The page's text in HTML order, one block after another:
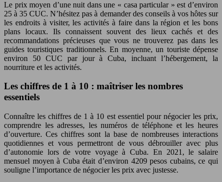
Le prix moyen d’une nuit dans une « casa particular » est d’environ
25 à 35 CUC. N’hésitez pas à demander des conseils à vos hôtes sur
les endroits à visiter, les activités à faire dans la région et les bons
plans locaux. Ils connaissent souvent des lieux cachés et des
recommandations précieuses que vous ne trouverez pas dans les
guides touristiques traditionnels. En moyenne, un touriste dépense
environ 50 CUC par jour à Cuba, incluant l’hébergement, la
nourriture et les activités.
Les chiffres de 1 à 10 : maîtriser les nombres
essentiels
Connaître les chiffres de 1 à 10 est essentiel pour négocier les prix,
comprendre les adresses, les numéros de téléphone et les heures
d’ouverture. Ces chiffres sont la base de nombreuses interactions
quotidiennes et vous permettront de vous débrouiller avec plus
d’autonomie lors de votre voyage à Cuba. En 2021, le salaire
mensuel moyen à Cuba était d’environ 4209 pesos cubains, ce qui
souligne l’importance de négocier les prix avec justesse.